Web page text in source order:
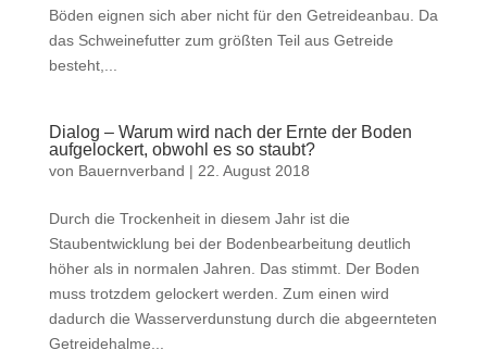
Böden eignen sich aber nicht für den Getreideanbau. Da
das Schweinefutter zum größten Teil aus Getreide
besteht,...
Dialog – Warum wird nach der Ernte der Boden
aufgelockert, obwohl es so staubt?
von Bauernverband | 22. August 2018
Durch die Trockenheit in diesem Jahr ist die
Staubentwicklung bei der Bodenbearbeitung deutlich
höher als in normalen Jahren. Das stimmt. Der Boden
muss trotzdem gelockert werden. Zum einen wird
dadurch die Wasserverdunstung durch die abgeernteten
Getreidehalme...